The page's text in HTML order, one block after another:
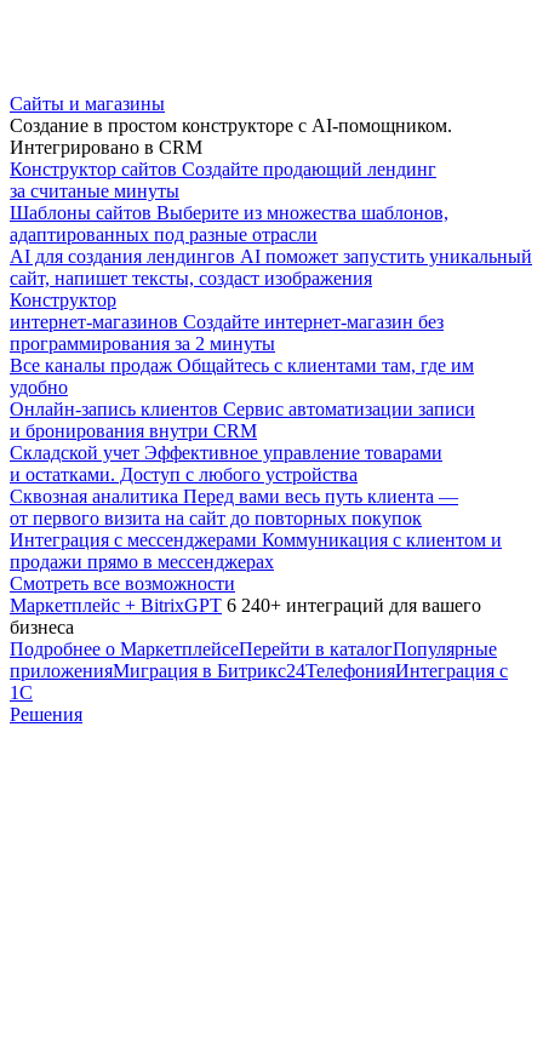
Сайты и магазины
Создание в простом конструкторе с AI-помощником.
Интегрировано в CRM
Конструктор сайтов Создайте продающий лендинг
за считаные минуты
Шаблоны сайтов Выберите из множества шаблонов,
адаптированных под разные отрасли
AI для создания лендингов AI поможет запустить уникальный
сайт, напишет тексты, создаст изображения
Конструктор
интернет-магазинов Создайте интернет-магазин без
программирования за 2 минуты
Все каналы продаж Общайтесь с клиентами там, где им
удобно
Онлайн-запись клиентов Сервис автоматизации записи
и бронирования внутри CRM
Складской учет Эффективное управление товарами
и остатками. Доступ с любого устройства
Сквозная аналитика Перед вами весь путь клиента —
от первого визита на сайт до повторных покупок
Интеграция с мессенджерами Коммуникация с клиентом и
продажи прямо в мессенджерах
Смотреть все возможности
Маркетплейс + BitrixGPT 6 240+ интеграций для вашего
бизнеса
Подробнее о МаркетплейсеПерейти в каталогПопулярные
приложенияМиграция в Битрикс24ТелефонияИнтеграция с
1С
Решения